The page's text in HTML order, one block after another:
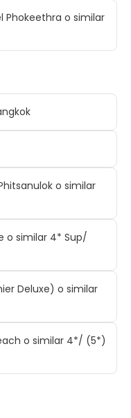
Phokeethra o similar
o similar
o similar 4* Sup/
Deluxe) o similar
o similar 4*/ (5*)